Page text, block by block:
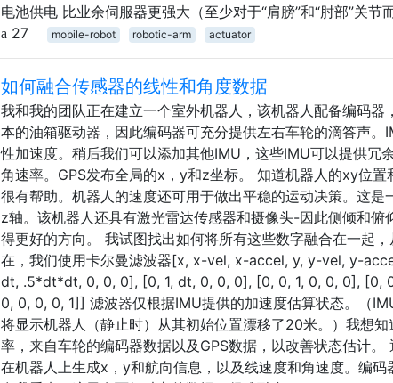
电池供电 比业余伺服器更强大（至少对于“肩膀”和“肘部”关节
27
mobile-robot robotic-arm actuator
如何融合传感器的线性和角度数据
我和我的团队正在建立一个室外机器人，该机器人配备编码
本的油箱驱动器，因此编码器可充分提供左右车轮的滴答声
性加速度。稍后我们可以添加其他IMU，这些IMU可以提供冗
角速率。GPS发布全局的x，y和z坐标。 知道机器人的xy位
很有帮助。机器人的速度还可用于做出平稳的运动决策。这
z轴。该机器人还具有激光雷达传感器和摄像头-因此侧倾和
得更好的方向。 我试图找出如何将所有这些数字融合在一起
在，我们使用卡尔曼滤波器[x, x-vel, x-accel, y, y-vel, y-
dt, .5*dt*dt, 0, 0, 0], [0, 1, dt, 0, 0, 0], [0, 0, 1, 0, 0, 0], [0,
0, 0, 0, 0, 1]] 滤波器仅根据IMU提供的加速度估算状态。（
将显示机器人（静止时）从其初始位置漂移了20米。）我想
率，来自车轮的编码器数据以及GPS数据，以改善状态估计
在机器人上生成x，y和航向信息，以及线速度和角速度。编码